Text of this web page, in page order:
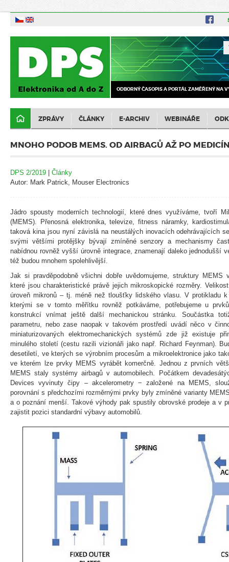
ODBORNÝ ČASOPIS A PORTÁL ZAMĚŘENÝ NA
ZPRÁVY ČLÁNKY E-ARCHIV WEBINÁŘE
MNOHO PODOB MEMS. OD AIRBAGŮ AŽ PO
DPS 2/2019 | Články
Autor: Mark Patrick, Mouser Electronics
Jádro spousty moderních technologií, které dnes využíváme, tvoří
(MEMS). Přenosná elektronika, televize, fitness náramky,
taková kina jsou nyní závislá na neustálých inovacích odehrávajících
svými většími protějšky bývají zmíněné senzory a mechanismy
nabídnou rovněž vyšší úrovně integrace, znamenají daleko jednodušší
též budou mnohem spolehlivější.
Jak si pravděpodobně všichni dobře uvědomujeme, struktury MEMS
které jsou charakteristické právě jejich mikroskopické rozměry.
úroveň mikronů – tj. méně než tloušťky lidského vlasu. V protikladu
kterými se v tomto měřítku rovněž potkáváme, potřebujeme u
konstrukcí vnímat ještě další mechanickou stránku. Součástka
parametru, nebo zase naopak v takovém prostředí uvádí něco v
miniaturizovaných elektromechanických systémů zde již existuje
minulého století (cestu razili vizionáři jako např. Richard Feynman).
desetiletí, ve kterých se výrobním procesům a mikroelektronice jako
ve kterém lze prvky MEMS vyrábět komerčně. Jednou z prvních
MEMS staly systémy airbagů v automobilech. Počátkem
Devices vyvinuty čipy – akcelerometry − založené na MEMS,
porovnání s předchozími rozměrnými prvky byly zmíněné varianty
a o poznání menší. Takové výhody pak spustily obrovské prodeje a v
zajistit pozici standardní výbavy automobilů.